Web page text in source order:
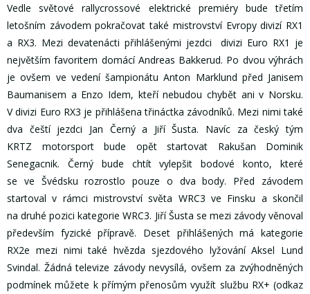
Vedle světové rallycrossové elektrické premiéry bude třetím
letošním závodem pokračovat také mistrovství Evropy divizí RX1
a RX3. Mezi devatenácti přihlášenými jezdci divizi Euro RX1 je
největším favoritem domácí Andreas Bakkerud. Po dvou výhrách
je ovšem ve vedení šampionátu Anton Marklund před Janisem
Baumanisem a Enzo Idem, kteří nebudou chybět ani v Norsku.
V divizi Euro RX3 je přihlášena třináctka závodníků. Mezi nimi také
dva čeští jezdci Jan Černý a Jiří Šusta. Navíc za český tým
KRTZ motorsport bude opět startovat Rakušan Dominik
Senegacnik. Černý bude chtít vylepšit bodové konto, které
se ve Švédsku rozrostlo pouze o dva body. Před závodem
startoval v rámci mistrovství světa WRC3 ve Finsku a skončil
na druhé pozici kategorie WRC3. Jiří Šusta se mezi závody věnoval
především fyzické přípravě. Deset přihlášených má kategorie
RX2e mezi nimi také hvězda sjezdového lyžování Aksel Lund
Svindal. Žádná televize závody nevysílá, ovšem za zvýhodněných
podmínek můžete k přímým přenosům využít službu RX+ (odkaz